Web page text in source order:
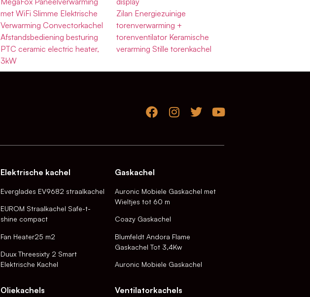
met WiFi Slimme Elektrische
Verwarming Convectorkachel
Afstandsbediening besturing
PTC ceramic electric heater,
3kW
Zilan Energiezuinige
torenverwarming +
torenventilator Keramische
verarming Stille torenkachel
Elektrische kachel
Everglades EV9682 straalkachel
EUROM Straalkachel Safe-t-
shine compact
Fan Heater25 m2
Duux Threesixty 2 Smart
Elektrische Kachel
Oliekachels
Gaskachel
Auronic Mobiele Gaskachel met
Wieltjes tot 60 m
Coazy Gaskachel
Blumfeldt Andora Flame
Gaskachel Tot 3,4Kw
Auronic Mobiele Gaskachel
Ventilatorkachels